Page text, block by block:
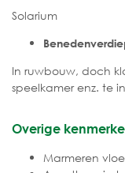
Solarium
In ruwbouw, doch
speelkamer enz. te
Overige
Marmeren